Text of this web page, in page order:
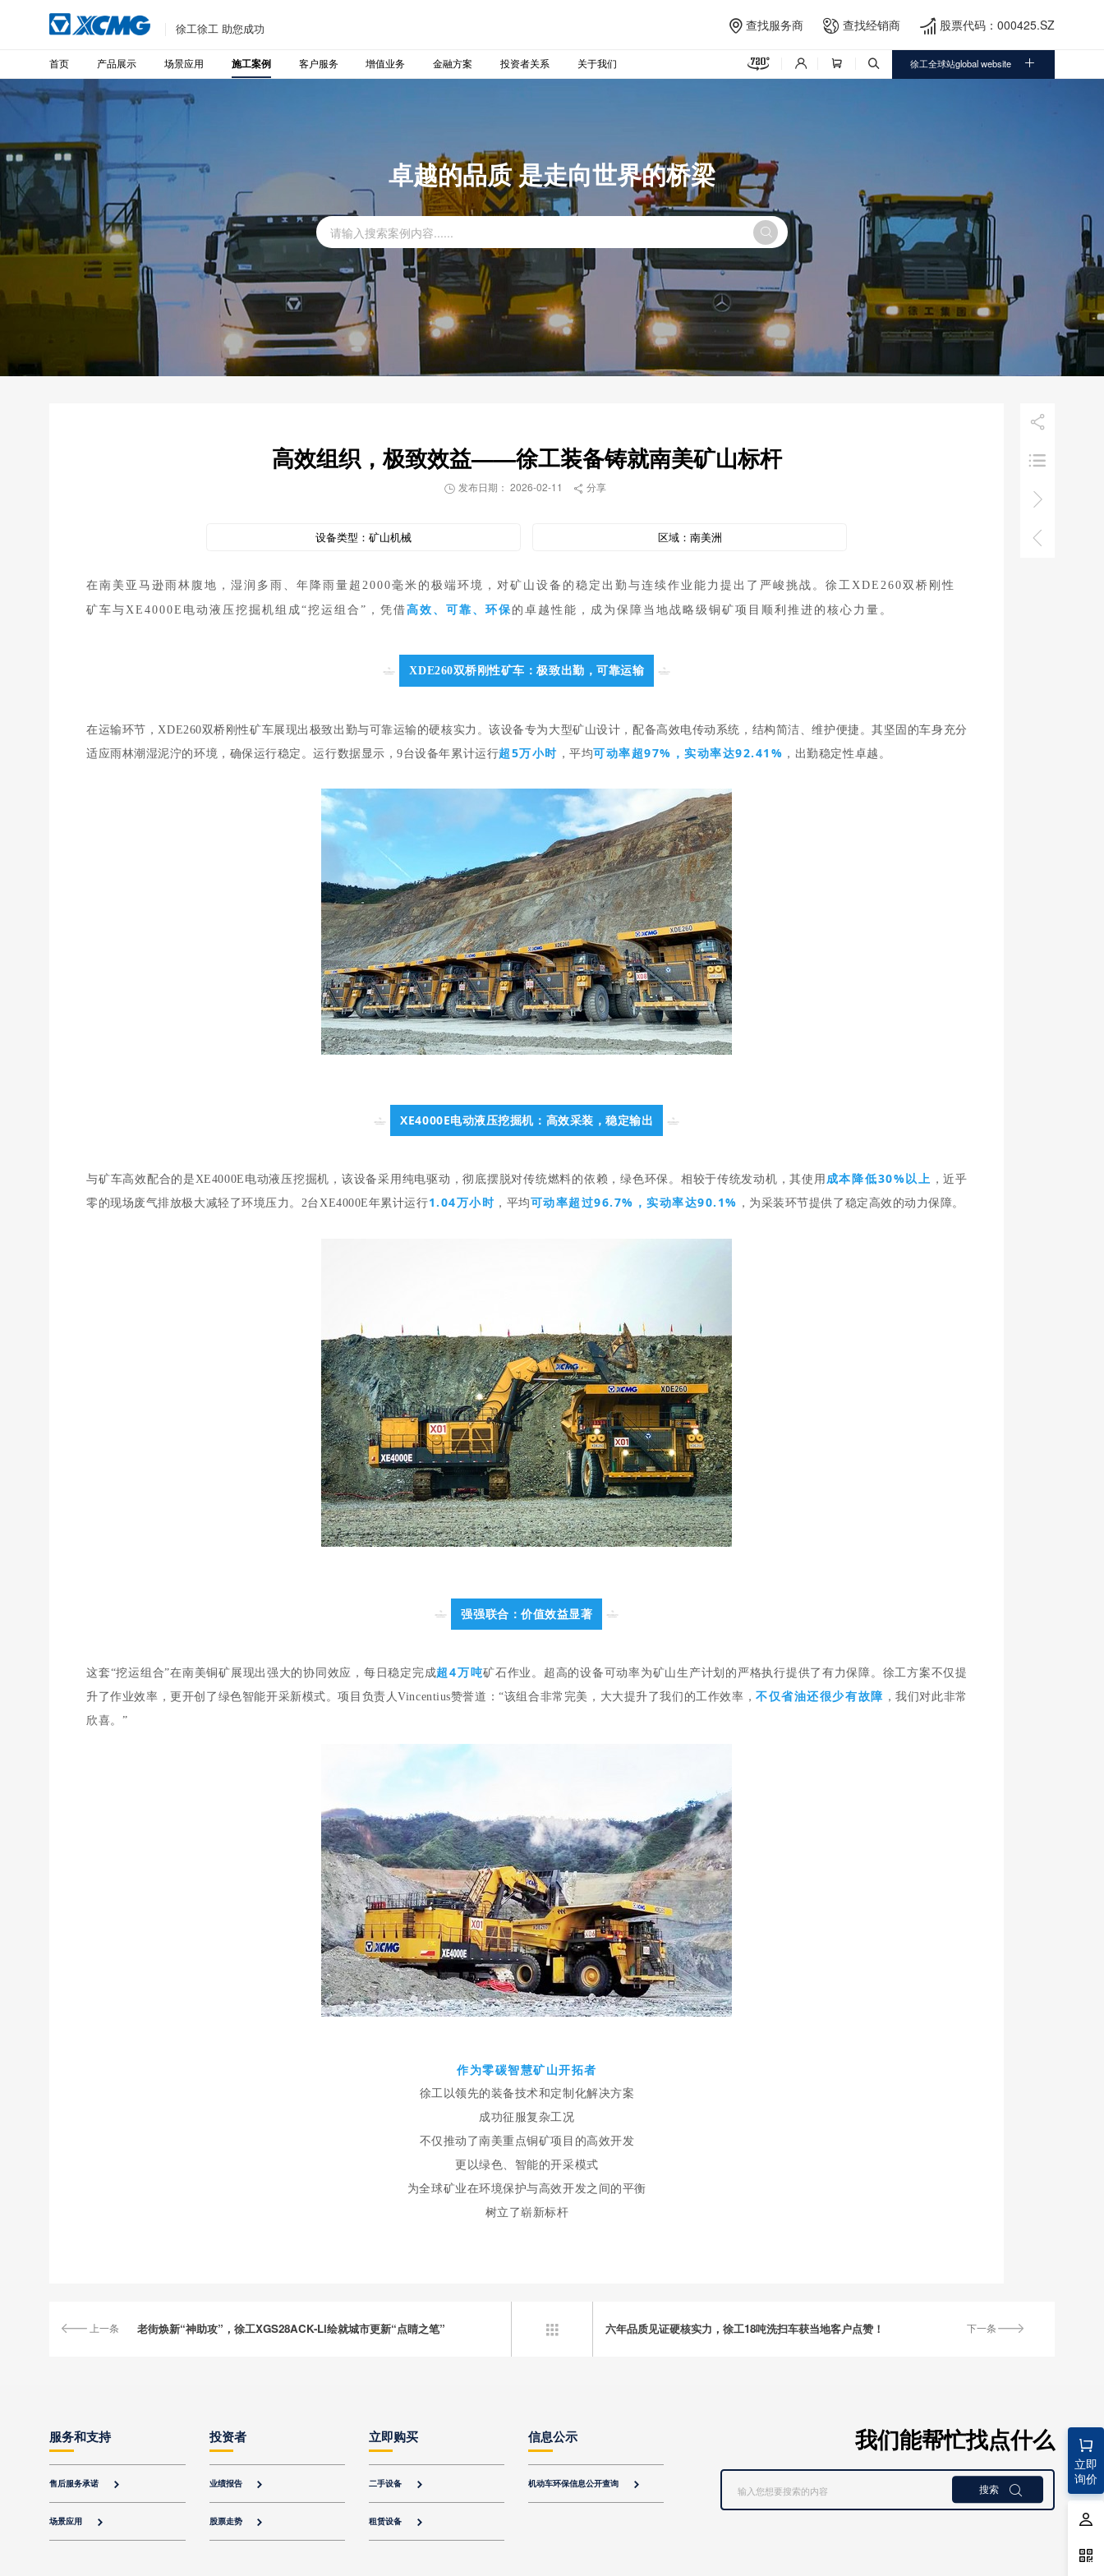
徐工徐工 助您成功  查找服务商  查找经销商  股票代码：000425.SZ
首页 产品展示 场景应用 施工案例 客户服务 增值业务 金融方案 投资者关系 关于我们     徐工全球站global website 
卓越的品质 是走向世界的桥梁





高效组织，极致效益——徐工装备铸就南美矿山标杆
 发布日期： 2026-02-11  分享
设备类型：矿山机械 区域： 南美洲
在南美亚马逊雨林腹地，湿润多雨、年降雨量超2000毫米的极端环境，对矿山设备的稳定出勤与连续作业能力提出了严峻挑战。徐工XDE260双桥刚性
矿车与XE4000E电动液压挖掘机组成“挖运组合”，凭借高效、可靠、环保的卓越性能，成为保障当地战略级铜矿项目顺利推进的核心力量。
XDE260双桥刚性矿车：极致出勤，可靠运输
在运输环节，XDE260双桥刚性矿车展现出极致出勤与可靠运输的硬核实力。该设备专为大型矿山设计，配备高效电传动系统，结构简洁、维护便捷。其坚固的车身充分
适应雨林潮湿泥泞的环境，确保运行稳定。运行数据显示，9台设备年累计运行超5万小时 ，平均可动率超97%，实动率达92.41% ，出勤稳定性卓越。
XE4000E电动液压挖掘机：高效采装，稳定输出
与矿车高效配合的是XE4000E电动液压挖掘机，该设备采用纯电驱动，彻底摆脱对传统燃料的依赖，绿色环保。相较于传统发动机，其使用 成本降低30%以上 ，近乎
零的现场废气排放极大减轻了环境压力。2台XE4000E年累计运行1.04万小时 ，平均可动率超过96.7%，实动率达90.1% ，为采装环节提供了稳定高效的动力保障。
强强联合：价值效益显著
这套“挖运组合”在南美铜矿展现出强大的协同效应，每日稳定完成超4万吨矿石作业。超高的设备可动率为矿山生产计划的严格执行提供了有力保障。徐工方案不仅提
升了作业效率，更开创了绿色智能开采新模式。项目负责人Vincentius赞誉道：“该组合非常完美，大大提升了我们的工作效率，不仅省油还很少有故障 ，我们对此非常
欣喜。”
作为零碳智慧矿山开拓者
徐工以领先的装备技术和定制化解决方案
成功征服复杂工况
不仅推动了南美重点铜矿项目的高效开发
更以绿色、智能的开采模式
为全球矿业在环境保护与高效开发之间的平衡
树立了崭新标杆
上一条 老街焕新“神助攻”，徐工XGS28ACK-Li绘就城市更新“点睛之笔” 下一条
六年品质见证硬核实力，徐工18吨洗扫车获当地客户点赞！

立即
询价
服务和支持
售后服务承诺 
场景应用 
投资者
业绩报告 
股票走势 
立即购买
二手设备 
租赁设备 
信息公示
机动车环保信息公开查询 
我们能帮忙找点什么
搜索 